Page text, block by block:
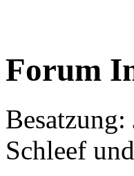
Forum
Schleef